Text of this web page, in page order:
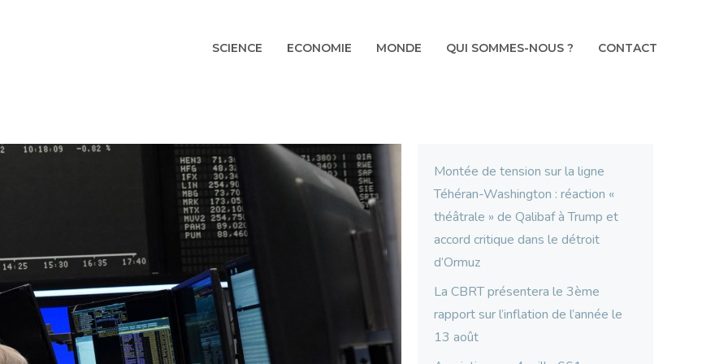
SCIENCE ECONOMIE MONDE QUI SOMMES-NOUS ? CONTACT
Montée de tension sur la ligne
Téhéran-Washington : réaction «
théâtrale » de Qalibaf à Trump et
accord critique dans le détroit
d’Ormuz
La CBRT présentera le 3ème
rapport sur l’inflation de l’année le
13 août